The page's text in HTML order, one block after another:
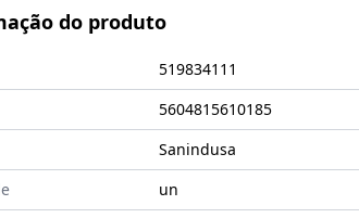
do produto
519834111
5604815610185
Sanindusa
un